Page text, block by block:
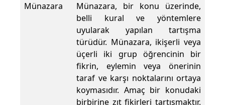
Münazara
Münazara, bir konu üzerinde,
belli kural ve yöntemlere
uyularak yapılan tartışma
türüdür. Münazara, ikişerli veya
üçerli iki grup öğrencinin bir
fikrin, eylemin veya önerinin
taraf ve karşı noktalarını ortaya
koymasıdır. Amaç bir konudaki
birbirine zıt fikirleri tartışmaktır.